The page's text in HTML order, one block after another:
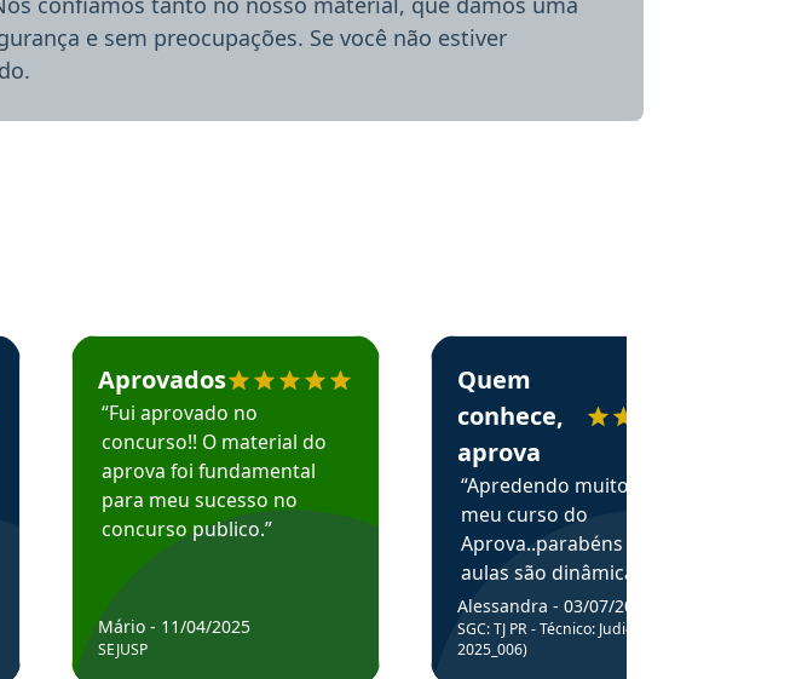
e sem preocupações. Se você não estiver
Concursos em depoimento
Estudante Mário recomenda o Aprova Concursos em depoimento
Aprovados
“Fui aprovado no
concurso!! O material do
aprova foi fundamental
para meu sucesso no
concurso publico.”
Mário - 11/04/2025
SEJUSP
Estudante Alessandra recomenda o Aprova
Quem
conhece,
aprova
“Apredendo muito no
meu curso do
Aprova..parabéns pelas
aulas são dinâmicas e
me ajudam a entender
melhor os assuntos.”
Alessandra - 03/07/2025
SGC: TJ PR - Técnico: Judiciário (Edital
2025_006)